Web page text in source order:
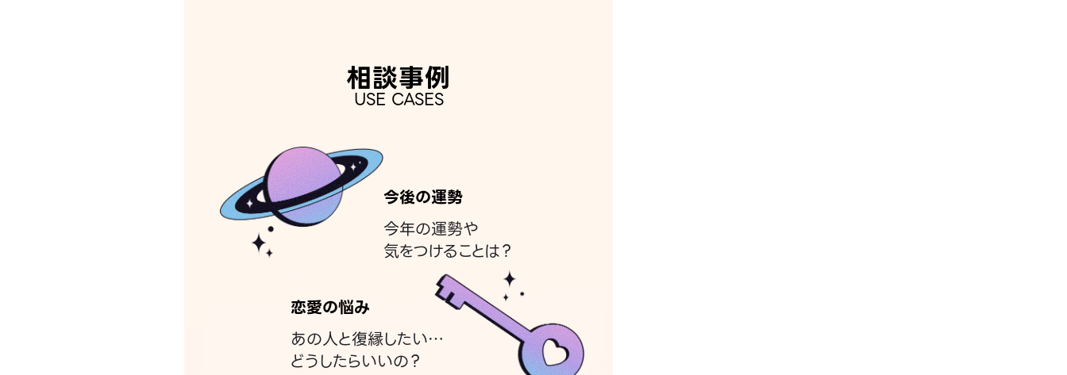
相談事例
USE CASES
今後の運勢
今年の運勢や
気をつけることは？
恋愛の悩み
あの人と復縁したい…
どうしたらいいの？